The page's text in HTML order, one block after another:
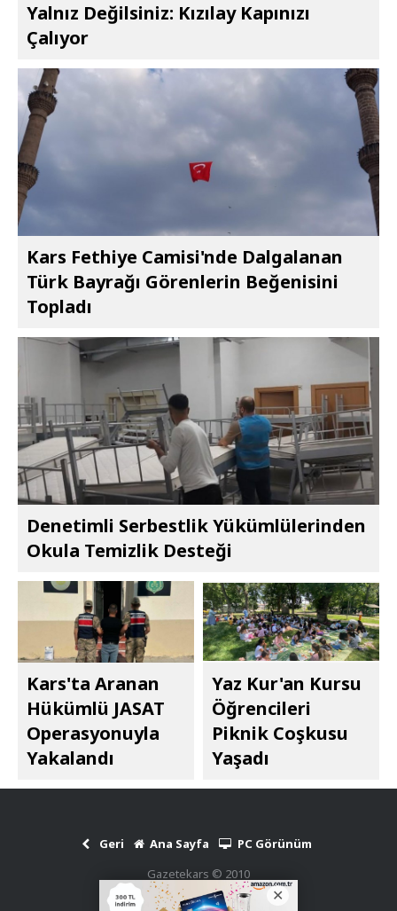
Yalnız Değilsiniz: Kızılay Kapınızı
Çalıyor
Kars Fethiye Camisi'nde Dalgalanan
Türk Bayrağı Görenlerin Beğenisini
Topladı
Denetimli Serbestlik Yükümlülerinden
Okula Temizlik Desteği
Kars'ta Aranan
Hükümlü JASAT
Operasyonuyla
Yakalandı
Yaz Kur'an Kursu
Öğrencileri
Piknik Coşkusu
Yaşadı
Geri Ana Sayfa
PC Görünüm
Gazetekars © 2010
Haber Scripti